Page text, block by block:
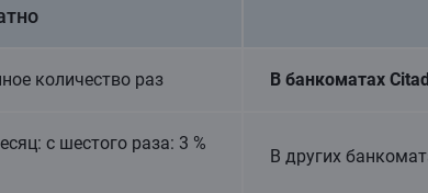
количество раз В банкоматах
с шестого раза: 3 %
В других